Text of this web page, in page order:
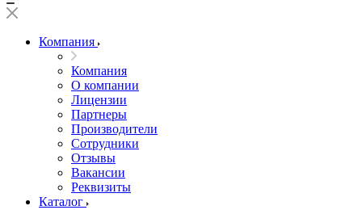
Компания
Компания
О компании
Лицензии
Партнеры
Производители
Сотрудники
Отзывы
Вакансии
Реквизиты
Каталог